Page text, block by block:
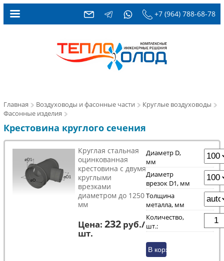
+7 (964) 788-68-78
Главная Воздуховоды и фасонные части
Круглые воздуховоды
Фасонные изделия
Крестовина круглого сечения
Круглая стальная
оцинкованная
крестовина с двумя
круглыми
врезками
диаметром до 1250
мм
Цена: 232руб./
шт.
Диаметр D,
мм
Диаметр
врезок D1, мм
Толщина
металла, мм
Количество,
шт.: